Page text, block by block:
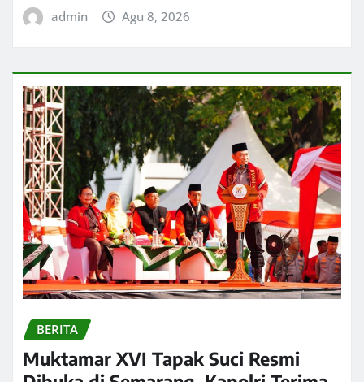
admin Agu 8, 2026
BERITA
Muktamar XVI Tapak Suci Resmi